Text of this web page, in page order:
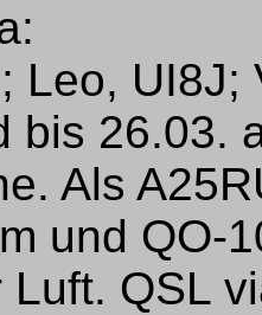
Leo,
bis 26.03.
Als
und QO-
Luft. QSL